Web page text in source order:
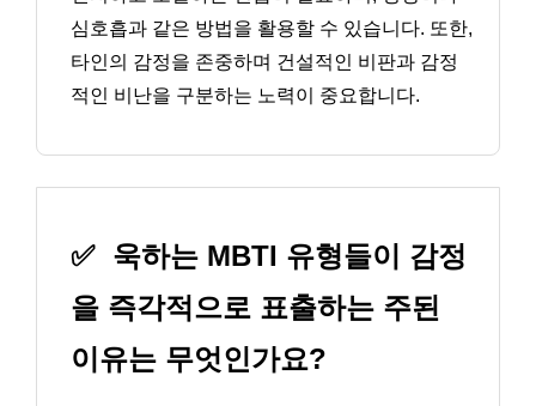
심호흡과 같은 방법을 활용할 수 있습니다. 또한,
타인의 감정을 존중하며 건설적인 비판과 감정
적인 비난을 구분하는 노력이 중요합니다.
✅ 욱하는 MBTI 유형들이 감정
을 즉각적으로 표출하는 주된
이유는 무엇인가요?